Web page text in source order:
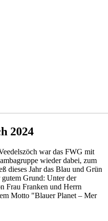
2024
war das FWG mit
wieder dabei, zum
dieses Jahr das Blau und Grün
gutem Grund: Unter der
Frau Franken und Herrn
Motto "Blauer Planet – Mer